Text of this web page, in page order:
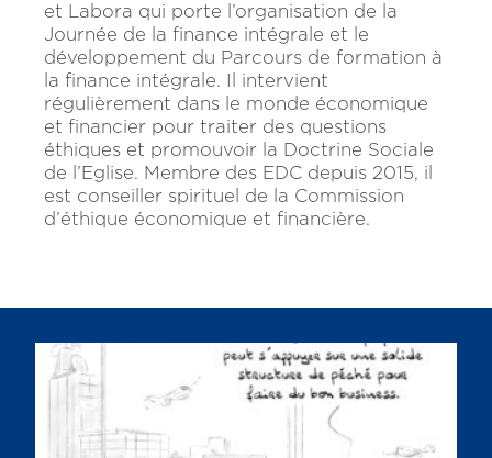
et Labora qui porte l’organisation de la
Journée de la finance intégrale et le
développement du Parcours de formation à
la finance intégrale. Il intervient
régulièrement dans le monde économique
et financier pour traiter des questions
éthiques et promouvoir la Doctrine Sociale
de l’Eglise. Membre des EDC depuis 2015, il
est conseiller spirituel de la Commission
d’éthique économique et financière.